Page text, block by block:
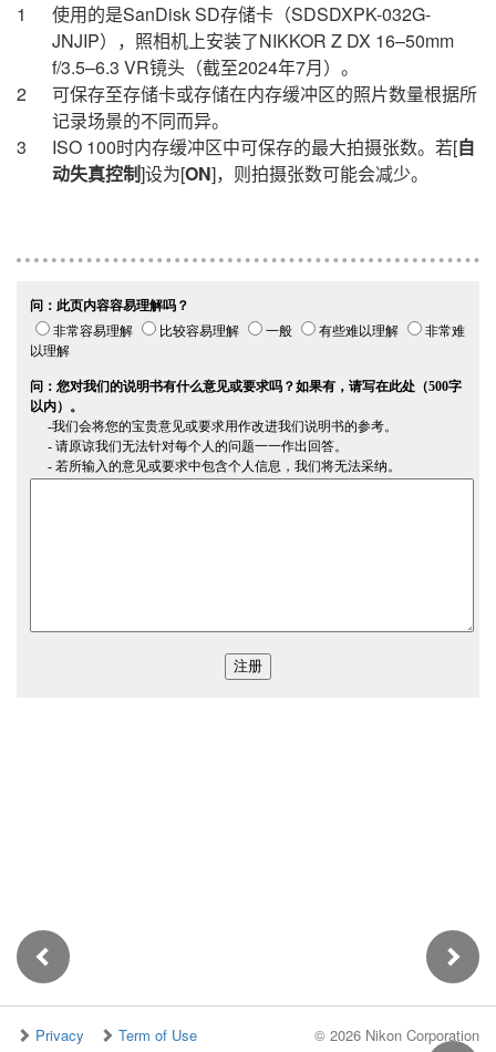
使用的是SanDiskSD存储卡（SDSDXPK-032G-
JNJIP），照相机上安装了NIKKOR Z DX 16–50mm
f/3.5–6.3 VR镜头（截至2024年7月）。
可保存至存储卡或存储在内存缓冲区的照片数量根据所
记录场景的不同而异。
ISO 100时内存缓冲区中可保存的最大拍摄张数。若[自
动失真控制]设为[ON]，则拍摄张数可能会减少。
Privacy Term of Use © 2026 Nikon Corporation